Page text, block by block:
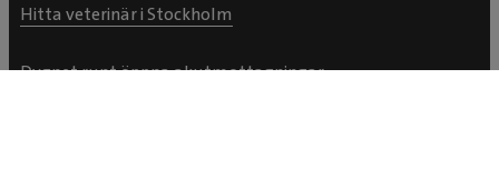
Hitta veterinär i Stockholm
Dygnet runt öppna akutmottagningar